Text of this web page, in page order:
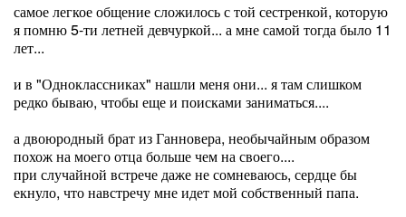
самое легкое общение сложилось с той сестренкой, которую
я помню 5-ти летней девчуркой... а мне самой тогда было 11
лет...
и в "Одноклассниках" нашли меня они... я там слишком
редко бываю, чтобы еще и поисками заниматься....
а двоюродный брат из Ганновера, необычайным образом
похож на моего отца больше чем на своего....
при случайной встрече даже не сомневаюсь, сердце бы
екнуло, что навстречу мне идет мой собственный папа.